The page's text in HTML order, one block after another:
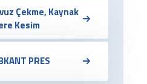
Çekme, Kaynak
Kesim
PRES